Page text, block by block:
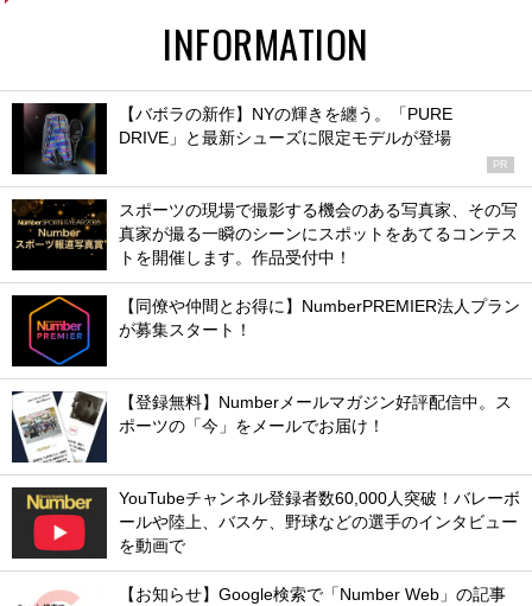
INFORMATION
【バボラの新作】NYの輝きを纏う。「PURE
DRIVE」と最新シューズに限定モデルが登場
PR
スポーツの現場で撮影する機会のある写真家、その写
真家が撮る一瞬のシーンにスポットをあてるコンテス
トを開催します。作品受付中！
【同僚や仲間とお得に】NumberPREMIER法人プラン
が募集スタート！
【登録無料】Numberメールマガジン好評配信中。ス
ポーツの「今」をメールでお届け！
YouTubeチャンネル登録者数60,000人突破！バレーボ
ールや陸上、バスケ、野球などの選手のインタビュー
を動画で
【お知らせ】Google検索で「Number Web」の記事